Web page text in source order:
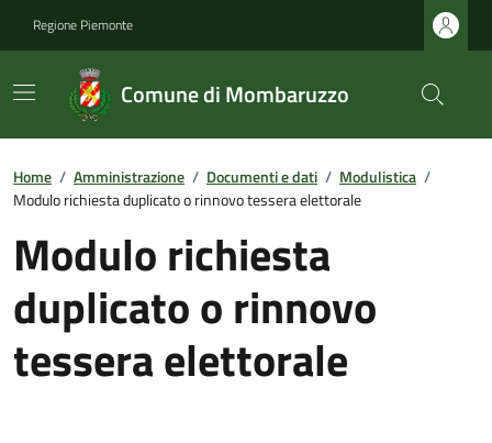
Regione Piemonte
Comune di Mombaruzzo
Home / Amministrazione / Documenti e dati / Modulistica /
Modulo richiesta duplicato o rinnovo tessera elettorale
Modulo richiesta
duplicato o rinnovo
tessera elettorale